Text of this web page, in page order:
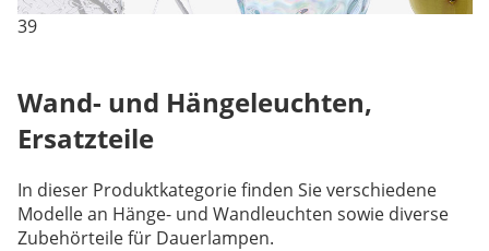
39
Wand- und Hängeleuchten,
Ersatzteile
In dieser Produktkategorie finden Sie verschiedene
Modelle an Hänge- und Wandleuchten sowie diverse
Zubehörteile für Dauerlampen.